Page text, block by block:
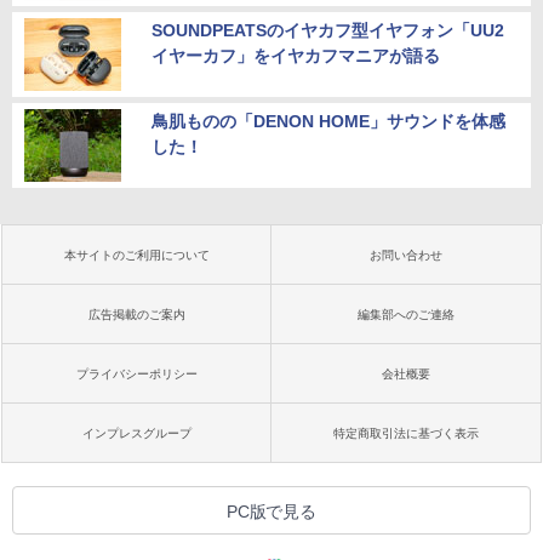
SOUNDPEATSのイヤカフ型イヤフォン「UU2
イヤーカフ」をイヤカフマニアが語る
鳥肌ものの「DENON HOME」サウンドを体感
した！
本サイトのご利用について お問い合わせ
広告掲載のご案内 編集部へのご連絡
プライバシーポリシー 会社概要
インプレスグループ 特定商取引法に基づく表示
PC版で見る